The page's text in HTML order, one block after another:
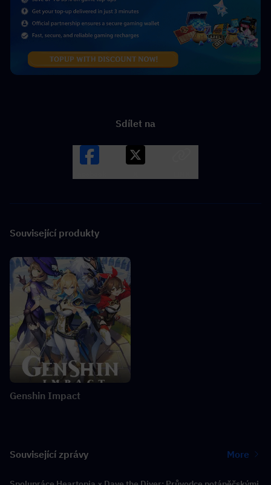
Sdílet na
Související produkty
Genshin Impact
Související zprávy More